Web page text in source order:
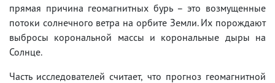
прямая причина геомагнитных бурь – это возмущенные
потоки солнечного ветра на орбите Земли. Их порождают
выбросы корональной массы и корональные дыры на
Солнце.
Часть исследователей считает, что прогноз геомагнитной